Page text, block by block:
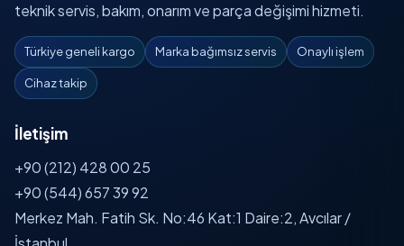
teknik servis, bakım, onarım ve parça değişimi hizmeti.
Türkiye geneli kargo Marka bağımsız servis Onaylı işlem
Cihaz takip
İletişim
+90 (212) 428 00 25
+90 (544) 657 39 92
Merkez Mah. Fatih Sk. No:46 Kat:1 Daire:2, Avcılar /